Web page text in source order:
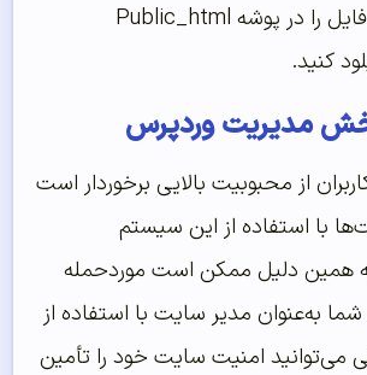
در آخر شما باید فایل را در پوشه Public_html
کنید.
مدیریت وردپرس
از محبوبیت بالایی برخوردار است
با استفاده از این سیستم
همین دلیل ممکن است موردحمله
شما به‌عنوان مدیر سایت با استفاده از
امنیت سایت خود را تأمین